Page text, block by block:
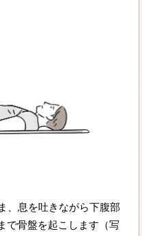
、息を吐きながら下腹部
で骨盤を起こします（写